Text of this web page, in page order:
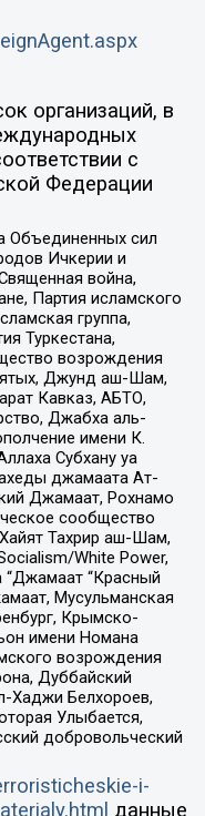
организаций, в
с
Федерации
Объединенных сил
Ичкерии и
война,
Партия исламского
группа,
Туркестана,
возрождения
Джунд аш-Шам,
Кавказ, АБТО,
Джабха аль-
имени К.
Субхану уа
джамаата Ат-
Джамаат, Рохнамо
сообщество
Тахрир аш-Шам,
White Power,
“Джамаат “Красный
Мусульманская
Крымско-
имени Номана
возрождения
Дуббайский
Хаджи Белхороев,
Улыбается,
добровольческий
i-
данные